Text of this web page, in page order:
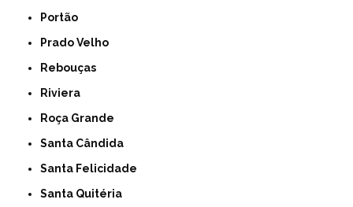
Portão
Prado Velho
Rebouças
Riviera
Roça Grande
Santa Cândida
Santa Felicidade
Santa Quitéria